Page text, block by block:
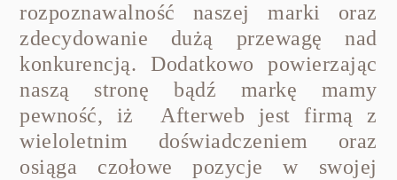
rozpoznawalność naszej marki oraz
zdecydowanie dużą przewagę nad
konkurencją. Dodatkowo powierzając
naszą stronę bądź markę mamy
pewność, iż Afterweb jest firmą z
wieloletnim doświadczeniem oraz
osiąga czołowe pozycje w swojej